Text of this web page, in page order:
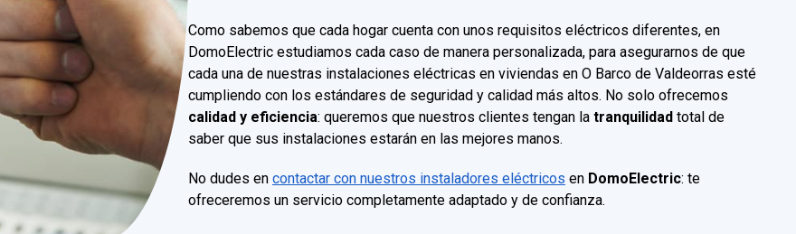
Como sabemos que cada hogar cuenta con unos requisitos eléctricos diferentes, en
DomoElectric estudiamos cada caso de manera personalizada, para asegurarnos de que
cada una de nuestras instalaciones eléctricas en viviendas en O Barco de Valdeorras esté
cumpliendo con los estándares de seguridad y calidad más altos. No solo ofrecemos
calidad y eficiencia: queremos que nuestros clientes tengan la tranquilidad total de
saber que sus instalaciones estarán en las mejores manos.
No dudes en contactar con nuestros instaladores eléctricos en DomoElectric: te
ofreceremos un servicio completamente adaptado y de confianza.